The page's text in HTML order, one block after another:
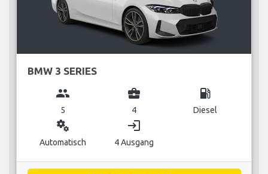
BMW 3 SERIES
group
5
business_center
4
local_gas_station
Diesel
miscellaneous_services
Automatisch
login
4 Ausgang